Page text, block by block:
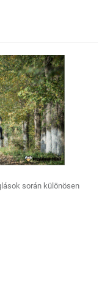
során különösen